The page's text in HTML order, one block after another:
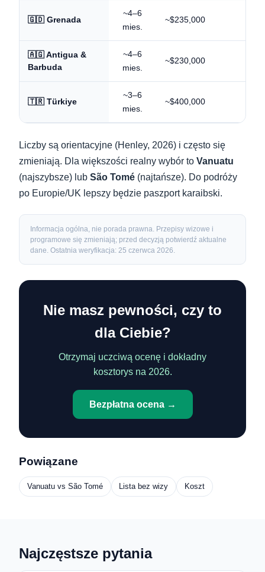
🇬🇩 Grenada
~4–6
mies.
~$235,000
🇦🇬 Antigua &
Barbuda
~4–6
mies.
~$230,000
🇹🇷 Türkiye
~3–6
mies.
~$400,000
Liczby są orientacyjne (Henley, 2026) i często się
zmieniają. Dla większości realny wybór to Vanuatu
(najszybsze) lub São Tomé (najtańsze). Do podróży
po Europie/UK lepszy będzie paszport karaibski.
Informacja ogólna, nie porada prawna. Przepisy wizowe i
programowe się zmieniają; przed decyzją potwierdź aktualne
dane. Ostatnia weryfikacja: 25 czerwca 2026.
Nie masz pewności, czy to
dla Ciebie?
Otrzymaj uczciwą ocenę i dokładny
kosztorys na 2026.
Bezpłatna ocena →
Powiązane
Vanuatu vs São Tomé Lista bez wizy Koszt
Najczęstsze pytania